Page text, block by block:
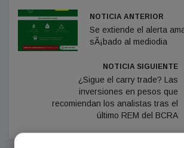
NOTICIA ANTERIOR
Se extiende el alerta
sÃ¡bado al mediodia
NOTICIA SIGUIENTE
¿Sigue el carry trade? Las
inversiones en pesos que
recomiendan los analistas tras el
último REM del BCRA